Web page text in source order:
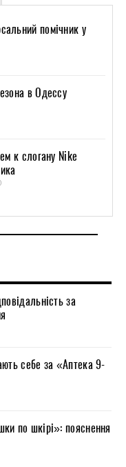
помічник у
в Одессу
к слогану Nike
за
себе за «Аптека 9-
по шкірі»: пояснення